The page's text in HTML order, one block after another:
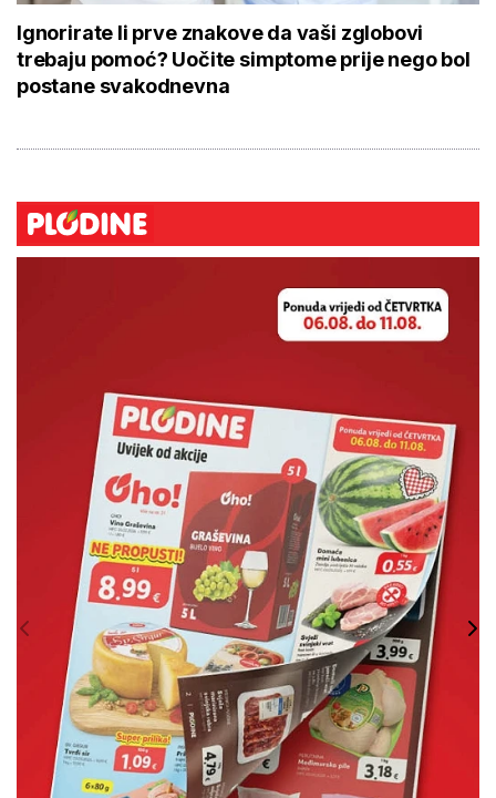
Ignorirate li prve znakove da vaši zglobovi
trebaju pomoć? Uočite simptome prije nego bol
postane svakodnevna